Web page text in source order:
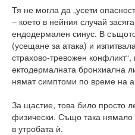
Тя не могла да „усети
– което в нейния случай
ендодермален синус. В
(усещане за атака) и
страхово-тревожен конфликт“,
ектодермалната бронхиална
нямат симптоми по време на
За щастие, това било просто
физически. Също така нямало
в утробата ѝ.